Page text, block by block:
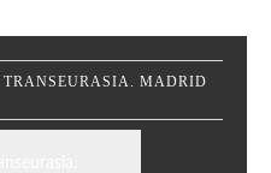
MADRID